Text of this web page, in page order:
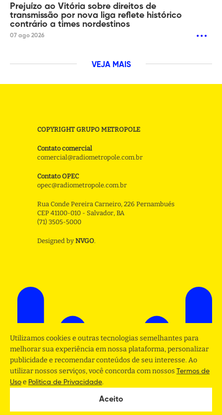
Prejuízo ao Vitória sobre direitos de
transmissão por nova liga reflete histórico
contrário a times nordestinos
07 ago 2026
VEJA MAIS
COPYRIGHT GRUPO METROPOLE
Contato comercial
comercial@radiometropole.com.br
Contato OPEC
opec@radiometropole.com.br
Rua Conde Pereira Carneiro, 226 Pernambués
CEP 41100-010 - Salvador, BA
(71) 3505-5000
Designed by NVGO.
Utilizamos cookies e outras tecnologias semelhantes para
melhorar sua experiência em nossa plataforma, personalizar
publicidade e recomendar conteúdos de seu interesse. Ao
utilizar nossos serviços, você concorda com nossos Termos de
Uso e Politica de Privacidade.
Aceito